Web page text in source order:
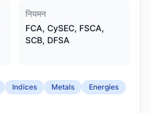
नियमन
FCA, CySEC, FSCA,
SCB, DFSA
Indices Metals
Energies